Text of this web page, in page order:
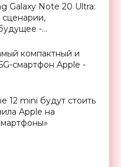
Galaxy Note 20 Ultra:
-
компактный и
смартфон Apple -
12 mini будут стоить
Apple на